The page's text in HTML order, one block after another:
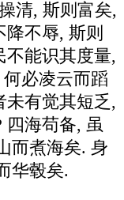
清, 斯则富矣,
不辱, 斯则
不能识其度量,
必凌云而蹈
未有觉其短乏,
四海苟备, 虽
而煮海矣. 身
华毂矣.